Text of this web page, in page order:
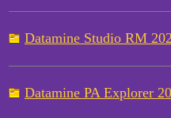
Datamine Studio RM
Datamine PA Explorer